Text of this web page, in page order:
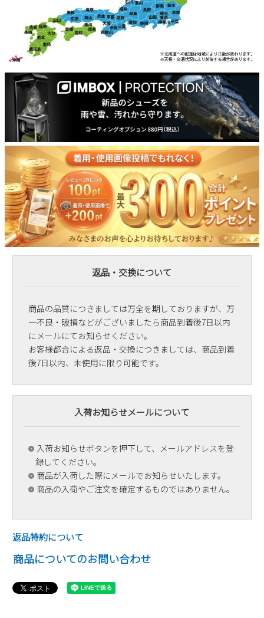
返品・交換について
商品の品質につきましては万全を期しておりますが、万
一不良・破損などがございましたら商品到着後7日以内
にメールにてお知らせください。
お客様都合による返品・交換につきましては、商品到着
後7日以内、未使用に限り可能です。
入荷お知らせメールについて
入荷お知らせボタンを押下して、メールアドレスを登
録してください。
商品が入荷した際にメールでお知らせいたします。
商品の入荷やご注文を確定するものではありません。
返品特約について
商品についてのお問い合わせ